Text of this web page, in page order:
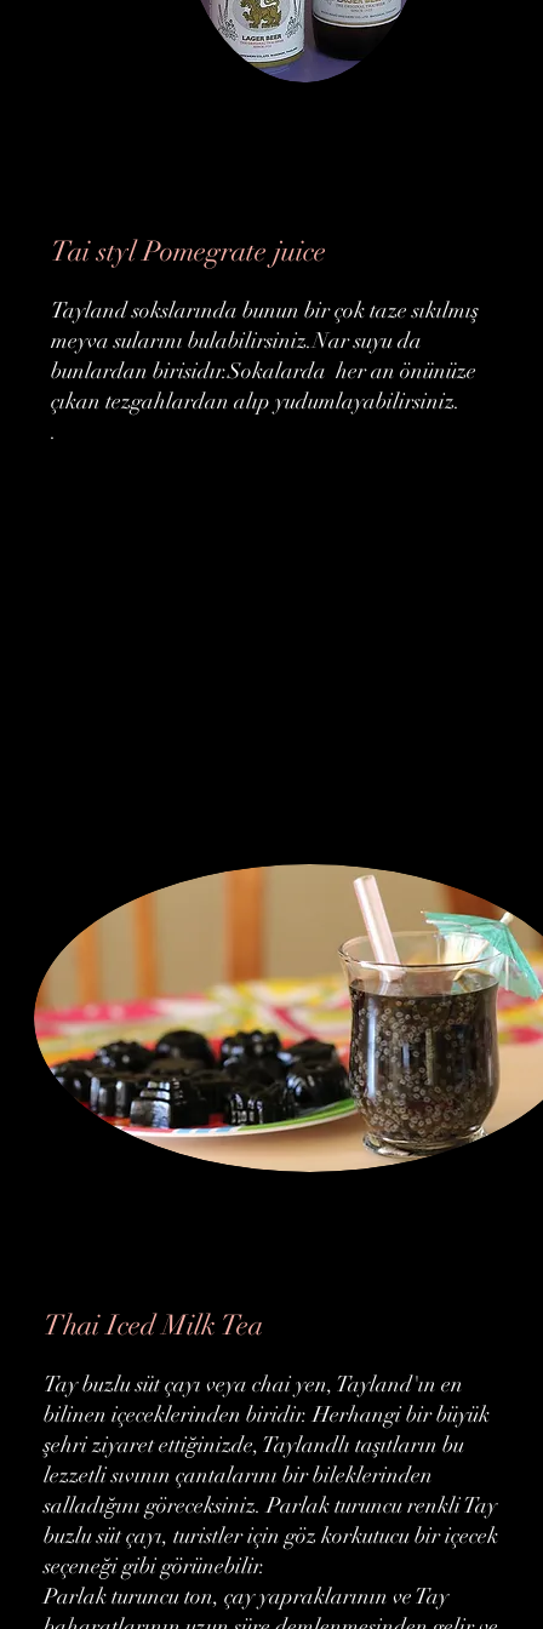
Tai styl Pomegrate juice
Tayland sokslarında bunun bir çok taze sıkılmış
meyva sularını bulabilirsiniz.Nar suyu da
bunlardan birisidır.Sokalarda her an önünüze
çıkan tezgahlardan alıp yudumlayabilirsiniz.
.
Thai Iced Milk Tea
Tay buzlu süt çayı veya chai yen, Tayland'ın en
bilinen içeceklerinden biridir. Herhangi bir büyük
şehri ziyaret ettiğinizde, Taylandlı taşıtların bu
lezzetli sıvının çantalarını bir bileklerinden
salladığını göreceksiniz. Parlak turuncu renkli Tay
buzlu süt çayı, turistler için göz korkutucu bir içecek
seçeneği gibi görünebilir.
Parlak turuncu ton, çay yapraklarının ve Tay